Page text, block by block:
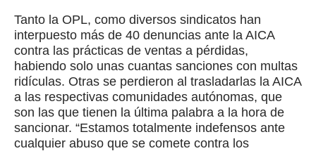
Tanto la OPL, como diversos sindicatos han
interpuesto más de 40 denuncias ante la AICA
contra las prácticas de ventas a pérdidas,
habiendo solo unas cuantas sanciones con multas
ridículas. Otras se perdieron al trasladarlas la AICA
a las respectivas comunidades autónomas, que
son las que tienen la última palabra a la hora de
sancionar. “Estamos totalmente indefensos ante
cualquier abuso que se comete contra los